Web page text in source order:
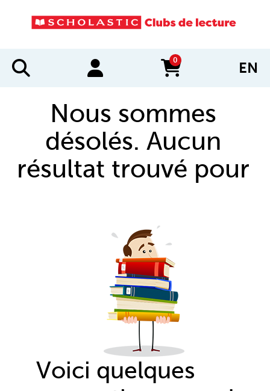
0
items in cart EN
Nous sommes
désolés. Aucun
résultat trouvé pour
Voici quelques